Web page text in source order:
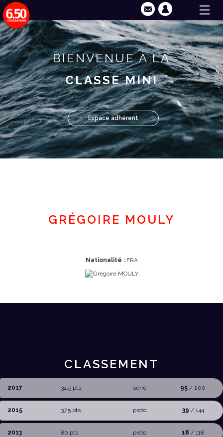
BIENVENUE À LA
CLASSE MINI
Espace adhérent
GRÉGOIRE MOULY
Nationalité :FRA
CLASSEMENT
2017 34,5 pts. serie 95 / 200
2015 37,5 pts. proto 39 / 144
2013 80 pts. proto 18 / 118